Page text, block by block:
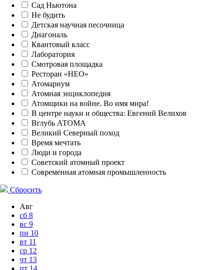
Сад Ньютона
Не будить
Детская научная песочница
Диагональ
Квантовый класс
Лаборатория
Смотровая площадка
Ресторан «НЕО»
Атомариум
Атомная энциклопедия
Атомщики на войне. Во имя мира!
В центре науки и общества: Евгений Велихов
Вглубь АТОМА
Великий Северный поход
Время мечтать
Люди и города
Советский атомный проект
Современная атомная промышленность
Сбросить
Авг
сб 8
вс 9
пн 10
вт 11
ср 12
чт 13
пт 14